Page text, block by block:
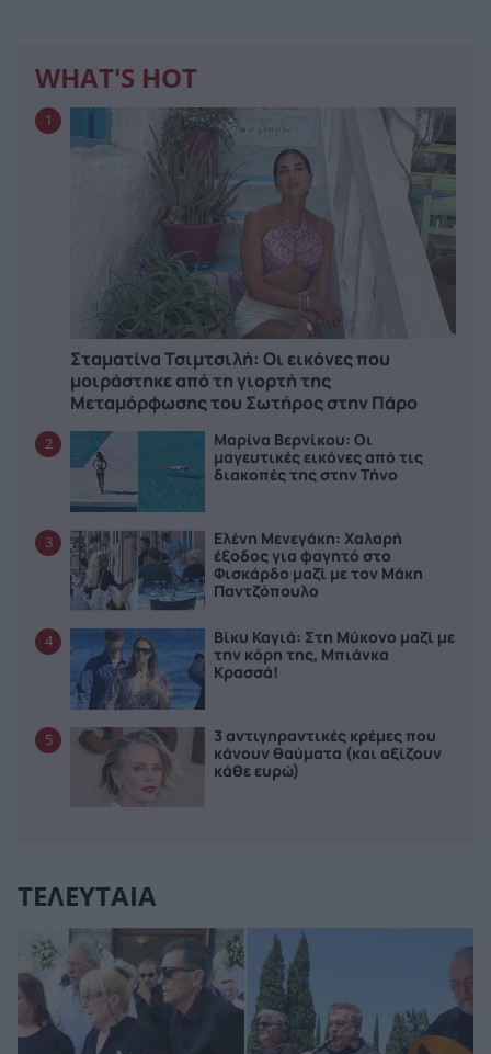
WHAT'S HOT
1
Σταματίνα Τσιμτσιλή: Οι εικόνες που
μοιράστηκε από τη γιορτή της
Μεταμόρφωσης του Σωτήρος στην Πάρο
2
Μαρίνα Βερνίκου: Οι
μαγευτικές εικόνες από τις
διακοπές της στην Τήνο
3
Ελένη Μενεγάκη: Χαλαρή
έξοδος για φαγητό στο
Φισκάρδο μαζί με τον Μάκη
Παντζόπουλο
4
Βίκυ Καγιά: Στη Μύκονο μαζί με
την κόρη της, Μπιάνκα
Κρασσά!
5
3 αντιγηραντικές κρέμες που
κάνουν θαύματα (και αξίζουν
κάθε ευρώ)
ΤΕΛΕΥΤΑΙΑ